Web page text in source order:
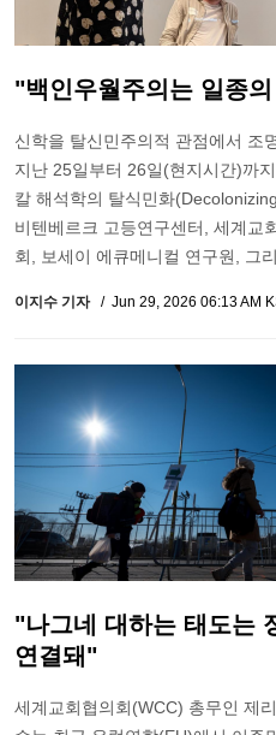
"백인우월주의는 일종
신학을 탈신민주의적 관점에서 조
지난 25일부터 26일(현지시간)까
칼 해석학의 탈식민화
비텐베르크 고등연구센터, 세계교
회, 보세이 에큐메니컬 연구원, 그
이지수 기자 Jun 29, 2026 06:13 AM
"나그네 대하는 태도는
연결돼"
세계교회협의회(WCC) 총무인 제